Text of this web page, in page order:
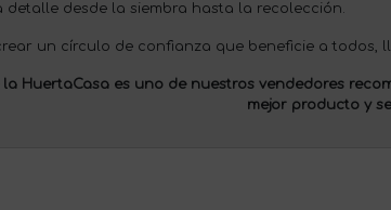
detalle desde la siembra hasta la recolección.
un círculo de confianza que beneficie a todos,
la HuertaCasa es uno de nuestros vendedores
mejor producto y